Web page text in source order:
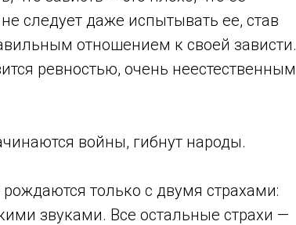
следует даже испытывать ее, став
отношением к своей зависти.
ревностью, очень неестественным
войны, гибнут народы.
рождаются только с двумя страхами:
звуками. Все остальные страхи —